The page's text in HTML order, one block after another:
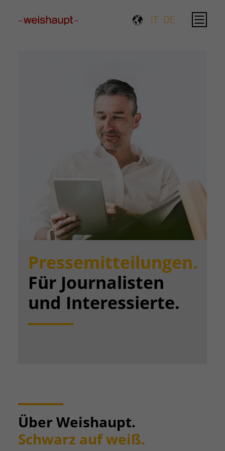
IT DE
Pressemitteilungen.
Für Journalisten
und Interessierte.
Über Weishaupt.
Schwarz auf weiß.